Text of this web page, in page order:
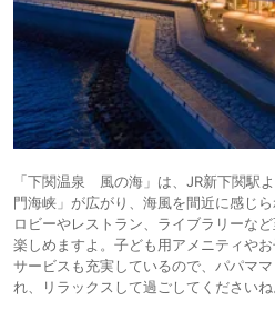
「下関温泉 風の海」は、JR新下関駅
門海峡」が広がり、海風を間近に感じ
ロビーやレストラン、ライブラリーな
楽しめますよ。子ども用アメニティや
サービスも充実しているので、パパマ
れ、リラックスして過ごしてくださいね